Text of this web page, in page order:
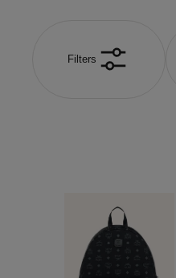
Filters